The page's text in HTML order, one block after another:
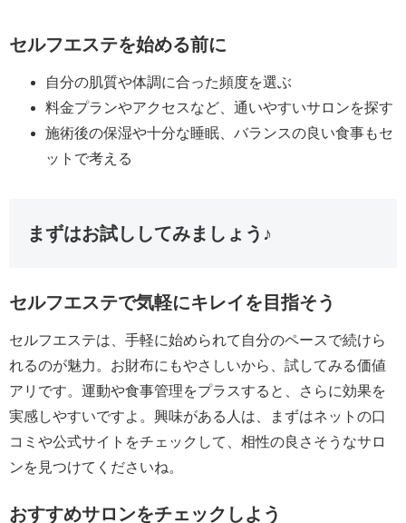
セルフエステを始める前に
自分の肌質や体調に合った頻度を選ぶ
料金プランやアクセスなど、通いやすいサロンを探す
施術後の保湿や十分な睡眠、バランスの良い食事もセ
ットで考える
まずはお試ししてみましょう♪
セルフエステで気軽にキレイを目指そう
セルフエステは、手軽に始められて自分のペースで続けら
れるのが魅力。お財布にもやさしいから、試してみる価値
アリです。運動や食事管理をプラスすると、さらに効果を
実感しやすいですよ。興味がある人は、まずはネットの口
コミや公式サイトをチェックして、相性の良さそうなサロ
ンを見つけてくださいね。
おすすめサロンをチェックしよう